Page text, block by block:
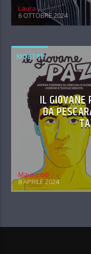
Laura
6 OTTOBRE 2024
MOSTRE
IL
DA
MaurizioB
8 APRILE 2024